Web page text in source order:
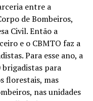
entre a
de Bombeiros,
Civil. Então a
e o CBMTO faz a
Para esse ano, a
para
florestais, mas
nas unidades